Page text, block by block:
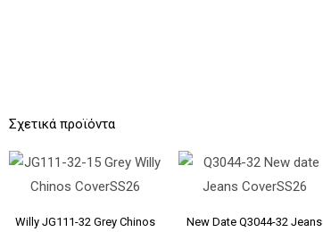
Σχετικά προϊόντα
Willy JG111-32 Grey Chinos
New Date Q3044-32 Jeans